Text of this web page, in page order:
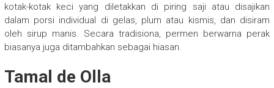
kotak-kotak keci yang diletakkan di piring saji atau disajikan
dalam porsi individual di gelas, plum atau kismis, dan disiram
oleh sirup manis. Secara tradisiona, permen berwarna perak
biasanya juga ditambahkan sebagai hiasan.
Tamal de Olla